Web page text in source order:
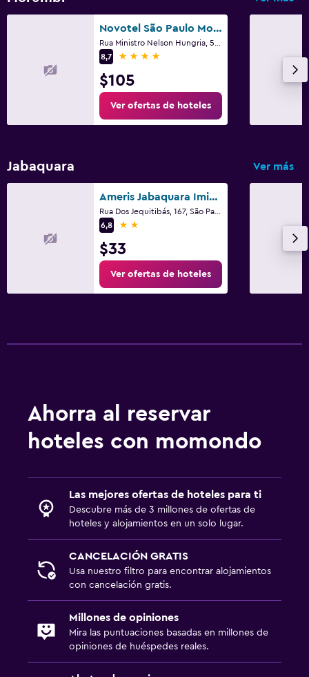
Novotel São Paulo Morumbi
8,7
4 estrellas
$105
Ver ofertas de hoteles
Jabaquara Ver más
Ameris Jabaquara Imigrantes
6,8
2 estrellas
$33
Ver ofertas de hoteles
Ahorra al reservar
hoteles con momondo
Las mejores ofertas de hoteles para ti
Descubre más de 3 millones de ofertas de
hoteles y alojamientos en un solo lugar.
CANCELACIÓN GRATIS
Usa nuestro filtro para encontrar alojamientos
con cancelación gratis.
Millones de opiniones
Mira las puntuaciones basadas en millones de
opiniones de huéspedes reales.